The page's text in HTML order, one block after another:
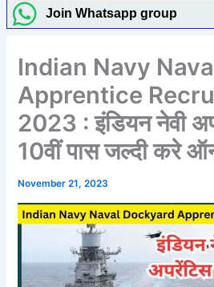
Join Whatsapp group
Indian Navy
Apprentice
2023 : इंडियन नेवी
10वीं पास जल्दी करे
November 21, 2023